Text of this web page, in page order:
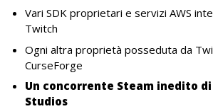
Vari SDK proprietari e servizi AWS
Twitch
Ogni altra proprietà posseduta da
CurseForge
Un concorrente Steam inedito di
Studios